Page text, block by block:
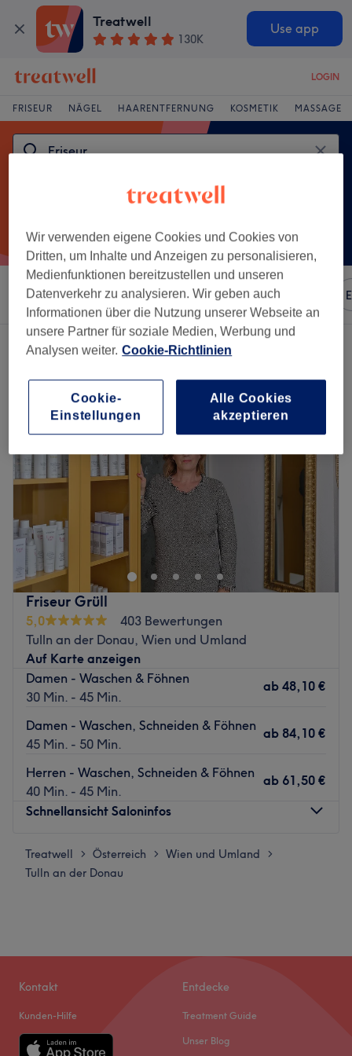
Treatwell
130K
Use app
LOGIN
FRISEUR NÄGEL HAARENTFERNUNG KOSMETIK MASSAGE
Sortieren nach Beliebiger Preis Marken
Ein Salon, der anbietet:
friseur in Tulln an der Donau, Wien und Umland
Friseur Grüll
5,0
403 Bewertungen
Tulln an der Donau, Wien und Umland
Auf Karte anzeigen
Damen - Waschen & Föhnen
30 Min. - 45 Min.
ab 48,10 €
Damen - Waschen, Schneiden & Föhnen
45 Min. - 50 Min.
ab 84,10 €
Herren - Waschen, Schneiden & Föhnen
40 Min. - 45 Min.
ab 61,50 €
Schnellansicht Saloninfos
Montag
Geschlossen
Dienstag
Traum von wunderschönem und gesunden Haar erfüllt.
Treatwell > Österreich > Wien und Umland >
Tulln an der Donau
Kontakt
Kunden-Hilfe
Entdecke
Treatment Guide
Unser Blog
Wir verwenden eigene Cookies und Cookies von
Dritten, um Inhalte und Anzeigen zu personalisieren,
Medienfunktionen bereitzustellen und unseren
Datenverkehr zu analysieren. Wir geben auch
Informationen über die Nutzung unserer Webseite an
unsere Partner für soziale Medien, Werbung und
Analysen weiter. Cookie-Richtlinien
Alle Cookies
akzeptieren
Cookie-
Einstellungen